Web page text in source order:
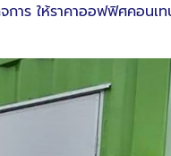
การ ให้ราคาออฟฟิศคอน